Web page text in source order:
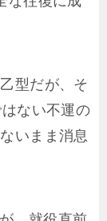
型だが、そ
ない不運の
いまま消息